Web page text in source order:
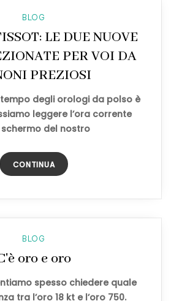
BLOG
LE DUE NUOVE
PER VOI DA
PREZIOSI
degli orologi da polso è
leggere l’ora corrente
del nostro
CONTINUA
BLOG
oro e oro
spesso chiedere quale
tra l’oro 18 kt e l’oro 750.